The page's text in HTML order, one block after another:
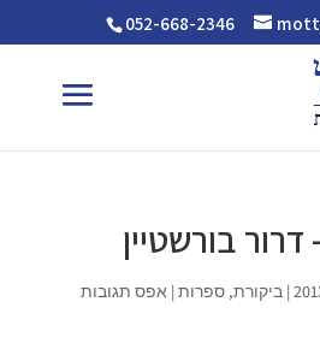
052-668-2346
בורשטיין
| ביקורת, ספרות| אפס תגובות